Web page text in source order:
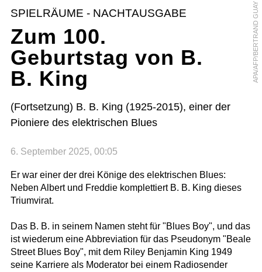
APA/AFP/BERTRAND GUAY
SPIELRÄUME - NACHTAUSGABE
Zum 100.
Geburtstag von B.
B. King
(Fortsetzung) B. B. King (1925-2015), einer der
Pioniere des elektrischen Blues
6. September 2025, 00:05
Er war einer der drei Könige des elektrischen Blues:
Neben Albert und Freddie komplettiert B. B. King dieses
Triumvirat.
Das B. B. in seinem Namen steht für "Blues Boy", und das
ist wiederum eine Abbreviation für das Pseudonym "Beale
Street Blues Boy", mit dem Riley Benjamin King 1949
seine Karriere als Moderator bei einem Radiosender